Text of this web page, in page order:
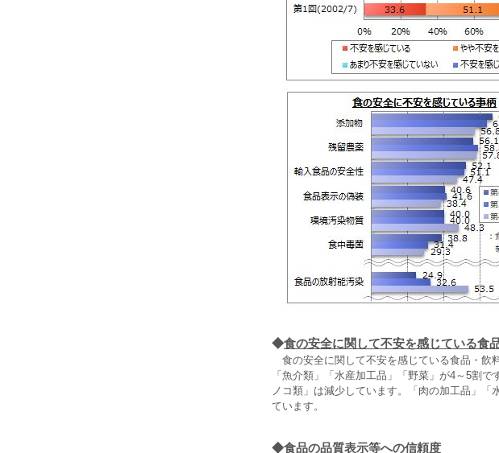
◆食の安全に関して不安を感じている食
食の安全に関して不安を感じている食品・飲
「魚介類」「水産加工品」「野菜」が4～5割
ノコ類」は減少しています。「肉の加工品」
ています。
◆食品の品質表示等への信頼度